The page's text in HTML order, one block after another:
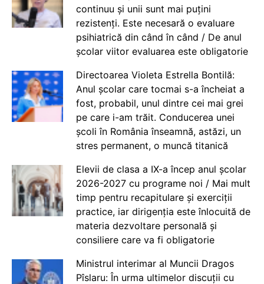
continuu și unii sunt mai puțini
rezistenți. Este necesară o evaluare
psihiatrică din când în când / De anul
școlar viitor evaluarea este obligatorie
Directoarea Violeta Estrella Bontilă:
Anul școlar care tocmai s-a încheiat a
fost, probabil, unul dintre cei mai grei
pe care i-am trăit. Conducerea unei
școli în România înseamnă, astăzi, un
stres permanent, o muncă titanică
Elevii de clasa a IX-a încep anul școlar
2026-2027 cu programe noi / Mai mult
timp pentru recapitulare și exerciții
practice, iar dirigenția este înlocuită de
materia dezvoltare personală și
consiliere care va fi obligatorie
Ministrul interimar al Muncii Dragos
Pîslaru: În urma ultimelor discuții cu